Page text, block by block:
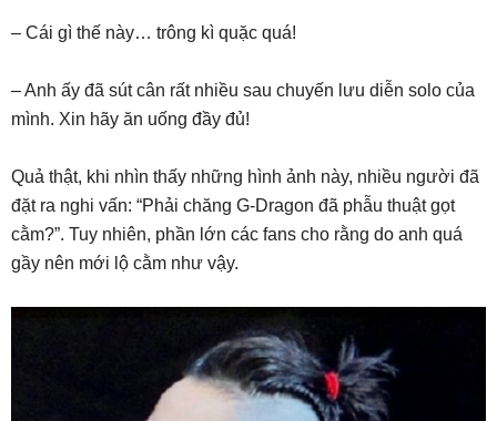
– Cái gì thế này… trông kì quặc quá!
– Anh ấy đã sút cân rất nhiều sau chuyến lưu diễn solo của
mình. Xin hãy ăn uống đầy đủ!
Quả thật, khi nhìn thấy những hình ảnh này, nhiều người đã
đặt ra nghi vấn: “Phải chăng G-Dragon đã phẫu thuật gọt
cằm?”. Tuy nhiên, phần lớn các fans cho rằng do anh quá
gầy nên mới lộ cằm như vậy.